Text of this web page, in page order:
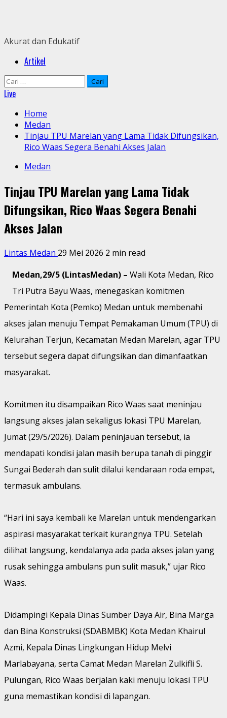
Akurat dan Edukatif
PrimaryArtikel
Cari
untuk:
Live
Home
Medan
Tinjau TPU Marelan yang Lama Tidak Difungsikan,
Rico Waas Segera Benahi Akses Jalan
Medan
Tinjau TPU Marelan yang Lama Tidak
Difungsikan, Rico Waas Segera Benahi
Akses Jalan
Lintas Medan 29 Mei 2026 2 min read
Medan,29/5 (LintasMedan) – Wali Kota Medan, Rico
Tri Putra Bayu Waas, menegaskan komitmen
Pemerintah Kota (Pemko) Medan untuk membenahi
akses jalan menuju Tempat Pemakaman Umum (TPU) di
Kelurahan Terjun, Kecamatan Medan Marelan, agar TPU
tersebut segera dapat difungsikan dan dimanfaatkan
masyarakat.
Komitmen itu disampaikan Rico Waas saat meninjau
langsung akses jalan sekaligus lokasi TPU Marelan,
Jumat (29/5/2026). Dalam peninjauan tersebut, ia
mendapati kondisi jalan masih berupa tanah di pinggir
Sungai Bederah dan sulit dilalui kendaraan roda empat,
termasuk ambulans.
“Hari ini saya kembali ke Marelan untuk mendengarkan
aspirasi masyarakat terkait kurangnya TPU. Setelah
dilihat langsung, kendalanya ada pada akses jalan yang
rusak sehingga ambulans pun sulit masuk,” ujar Rico
Waas.
Didampingi Kepala Dinas Sumber Daya Air, Bina Marga
dan Bina Konstruksi (SDABMBK) Kota Medan Khairul
Azmi, Kepala Dinas Lingkungan Hidup Melvi
Marlabayana, serta Camat Medan Marelan Zulkifli S.
Pulungan, Rico Waas berjalan kaki menuju lokasi TPU
guna memastikan kondisi di lapangan.